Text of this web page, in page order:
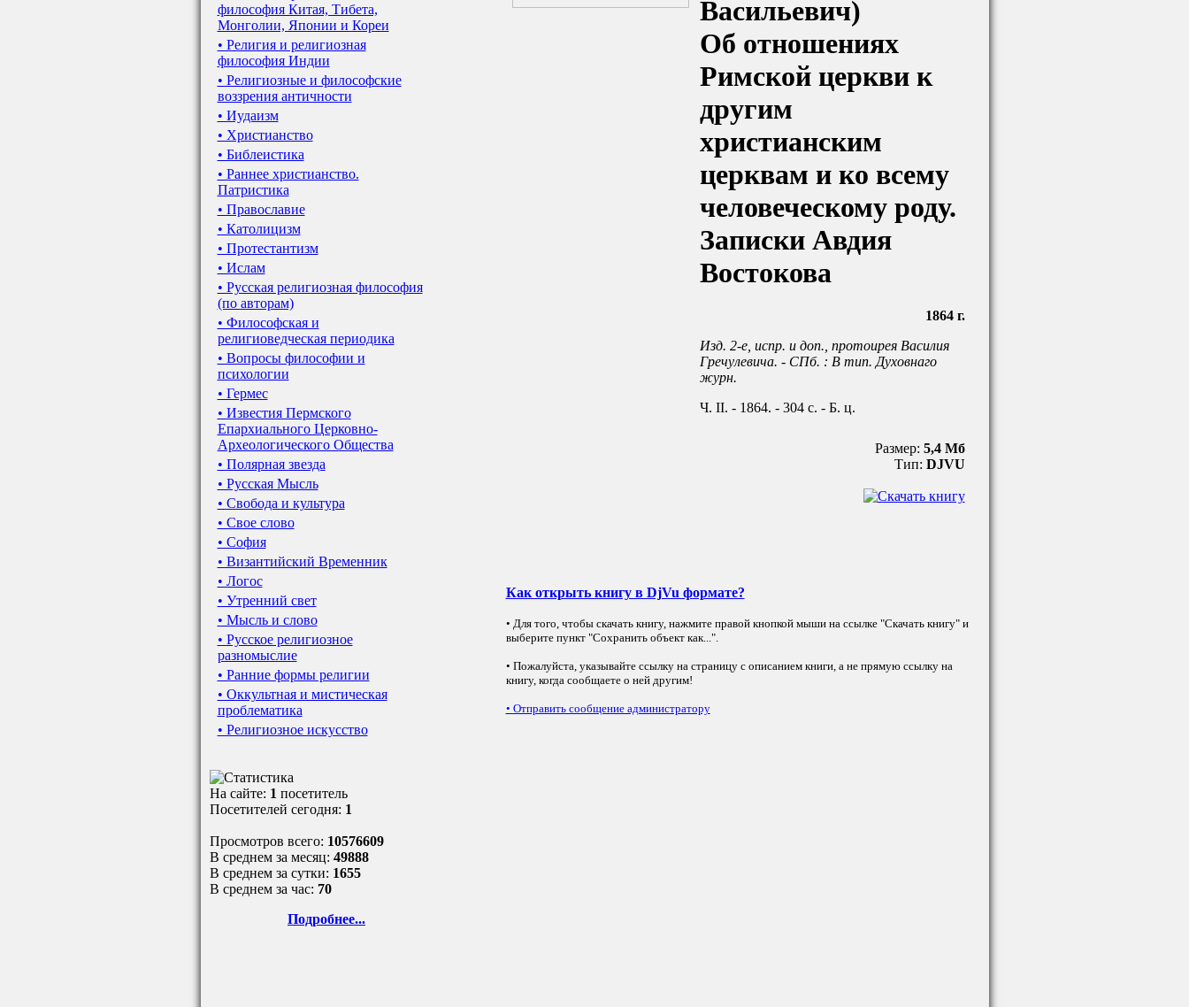
философия Китая, Тибета,
Монголии, Японии и Кореи
• Религия и религиозная
философия Индии
• Религиозные и философские
воззрения античности
• Иудаизм
• Христианство
• Библеистика
• Раннее христианство.
Патристика
• Православие
• Католицизм
• Протестантизм
• Ислам
• Русская религиозная философия
(по авторам)
• Философская и
религиоведческая периодика
• Вопросы философии и
психологии
• Гермес
• Известия Пермского
Епархиального Церковно-
Археологического Общества
• Полярная звезда
• Русская Мысль
• Свобода и культура
• Свое слово
• София
• Византийский Временник
• Логос
• Утренний свет
• Мысль и слово
• Русское религиозное
разномыслие
• Ранние формы религии
• Оккультная и мистическая
проблематика
• Религиозное искусство
На сайте: 1 посетитель
Посетителей сегодня: 1
Просмотров всего: 10576609
В среднем за месяц: 49888
В среднем за сутки: 1655
В среднем за час: 70
Подробнее...
Васильевич)
Об отношениях
Римской церкви к
другим
христианским
церквам и ко всему
человеческому роду.
Записки Авдия
Востокова
1864 г.
Изд. 2-е, испр. и доп., протоирея Василия
Гречулевича. - СПб. : В тип. Духовнаго
журн.
Ч. II. - 1864. - 304 с. - Б. ц.
Размер: 5,4 Мб
Тип: DJVU
Как открыть книгу в DjVu формате?
• Для того, чтобы скачать книгу, нажмите правой кнопкой мыши на ссылке "Скачать книгу" и
выберите пункт "Сохранить объект как...".
• Пожалуйста, указывайте ссылку на страницу с описанием книги, а не прямую ссылку на
книгу, когда сообщаете о ней другим!
• Отправить сообщение администратору